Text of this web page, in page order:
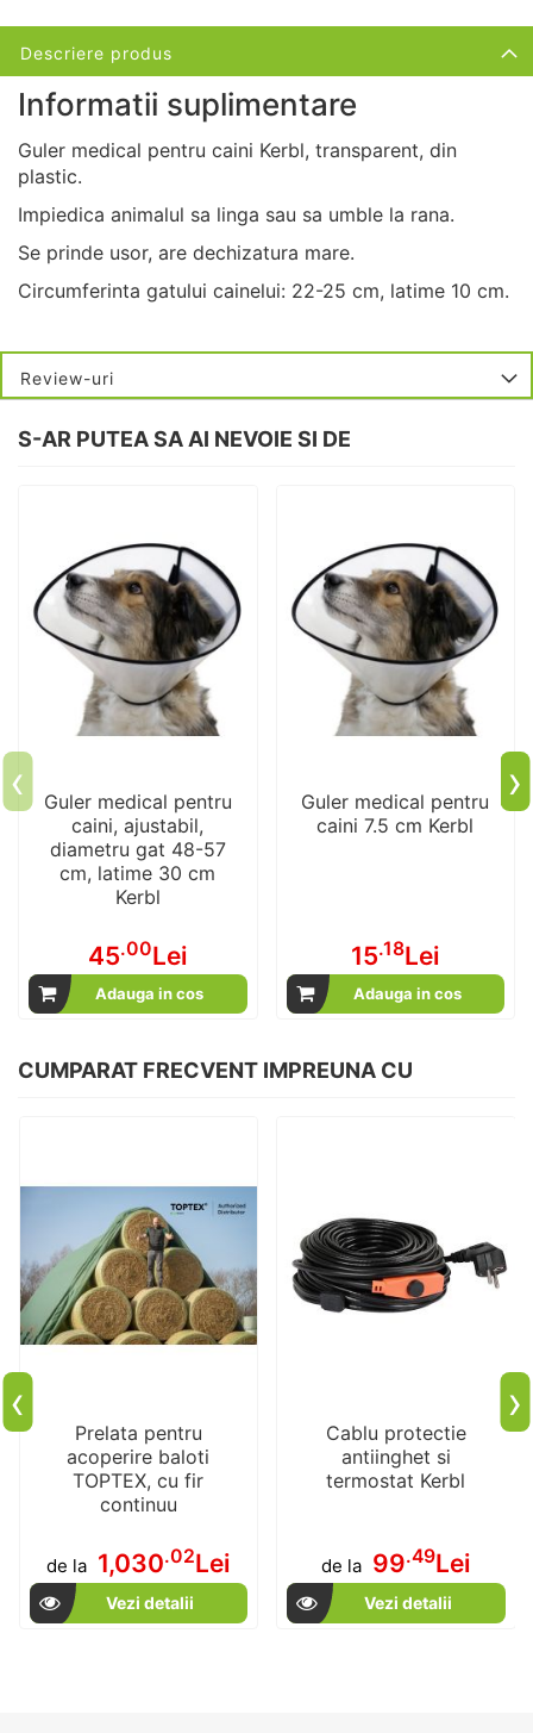
Descriere produs
Informatii suplimentare
Guler medical pentru caini Kerbl, transparent, din
plastic.
Impiedica animalul sa linga sau sa umble la rana.
Se prinde usor, are dechizatura mare.
Circumferinta gatului cainelui: 22-25 cm, latime 10 cm.
Review-uri
S-AR PUTEA SA AI NEVOIE SI DE
Guler medical pentru
caini, ajustabil,
diametru gat 48-57
cm, latime 30 cm
Kerbl
45.00Lei
Adauga in cos
Guler medical pentru
caini 7.5 cm Kerbl
15.18Lei
Adauga in cos
‹ ›
CUMPARAT FRECVENT IMPREUNA CU
Prelata pentru
acoperire baloti
TOPTEX, cu fir
continuu
de la 1,030.02Lei
Vezi detalii
Cablu protectie
antiinghet si
termostat Kerbl
de la 99.49Lei
Vezi detalii
‹ ›